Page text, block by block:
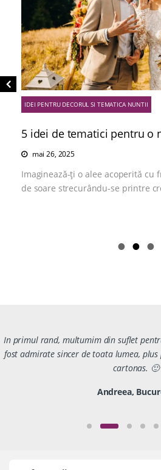
IDEI PENTRU DECORUL SI TEMATICA NUNTII
5 idei de tematici pentru o
mai 26, 2025
Imaginează-ți o alee acoperită cu
de soare strecurându-se printre
In primul rand, multumim din suflet
fost admirate sincer de toata lumea,
cartonas. 🙂
Andreea,